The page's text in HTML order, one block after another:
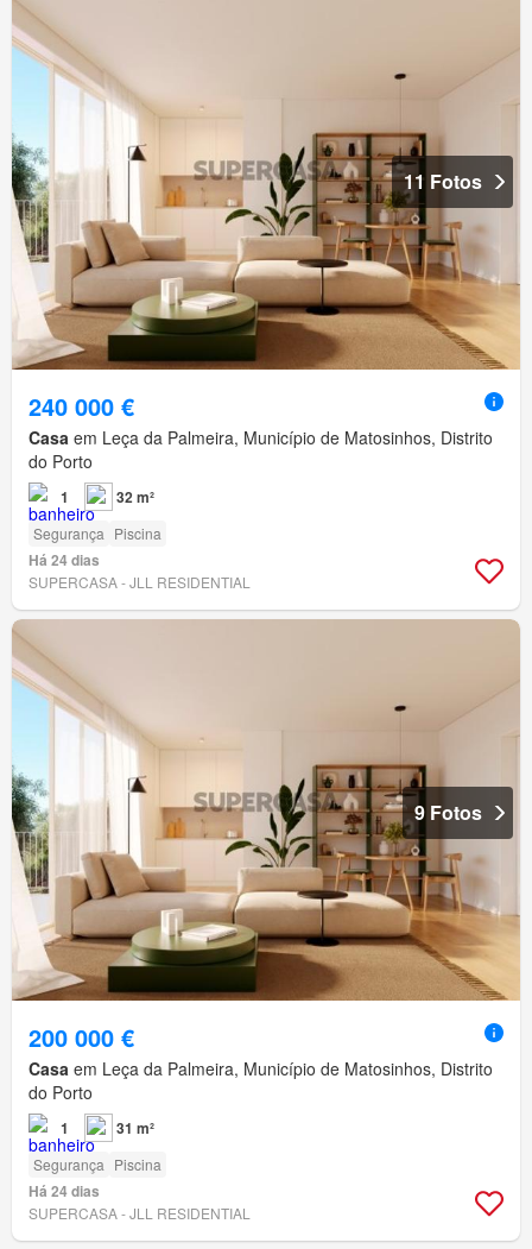
11 Fotos
240 000 €
Casa em Leça da Palmeira, Município de Matosinhos, Distrito
do Porto
1 32 m²
Segurança Piscina
Há 24 dias
SUPERCASA - JLL RESIDENTIAL
9 Fotos
200 000 €
Casa em Leça da Palmeira, Município de Matosinhos, Distrito
do Porto
1 31 m²
Segurança Piscina
Há 24 dias
SUPERCASA - JLL RESIDENTIAL